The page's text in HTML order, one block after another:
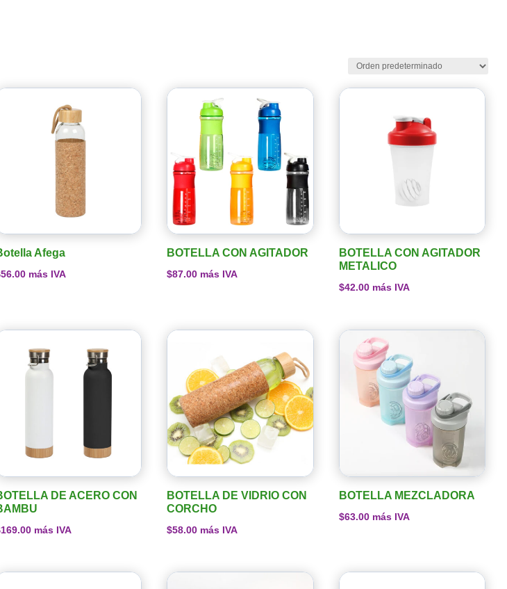
Afega
56.00más IVA
BOTELLA CON AGITADOR
$87.00 más IVA
BOTELLA CON AGITADOR
METALICO
$42.00más IVA
DE ACERO CON
169.00más IVA
BOTELLA DE VIDRIO CON
CORCHO
$58.00 más IVA
BOTELLA MEZCLADORA
$63.00más IVA